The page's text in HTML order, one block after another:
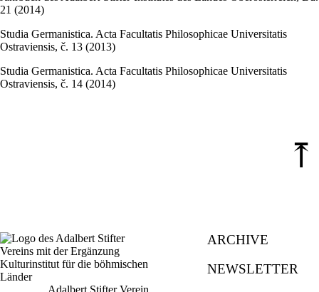
21 (2014)
Studia Germanistica. Acta Facultatis Philosophicae Universitatis
Ostraviensis, č. 13 (2013)
Studia Germanistica. Acta Facultatis Philosophicae Universitatis
Ostraviensis, č. 14 (2014)
⤒
Adalbert Stifter Verein
ARCHIVE
NEWSLETTER